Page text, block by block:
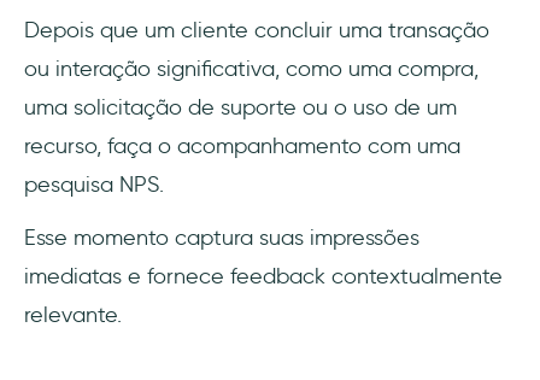
Depois que um cliente concluir uma transação
ou interação significativa, como uma compra,
uma solicitação de suporte ou o uso de um
recurso, faça o acompanhamento com uma
pesquisa NPS.
Esse momento captura suas impressões
imediatas e fornece feedback contextualmente
relevante.